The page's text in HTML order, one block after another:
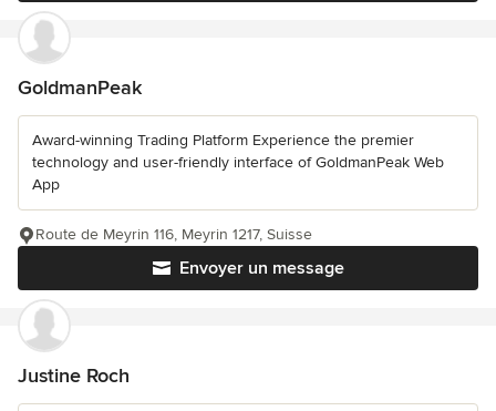
GoldmanPeak
Award-winning Trading Platform Experience the premier
technology and user-friendly interface of GoldmanPeak Web
App
Envoyer un message
Route de Meyrin 116, Meyrin 1217, Suisse
Justine Roch